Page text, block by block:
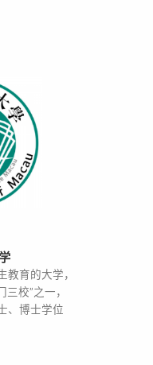
教育的大学，
校”之一，
、博士学位